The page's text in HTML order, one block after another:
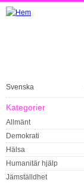
Svenska
Kategorier
Allmänt
Demokrati
Hälsa
Humanitär hjälp
Jämställdhet